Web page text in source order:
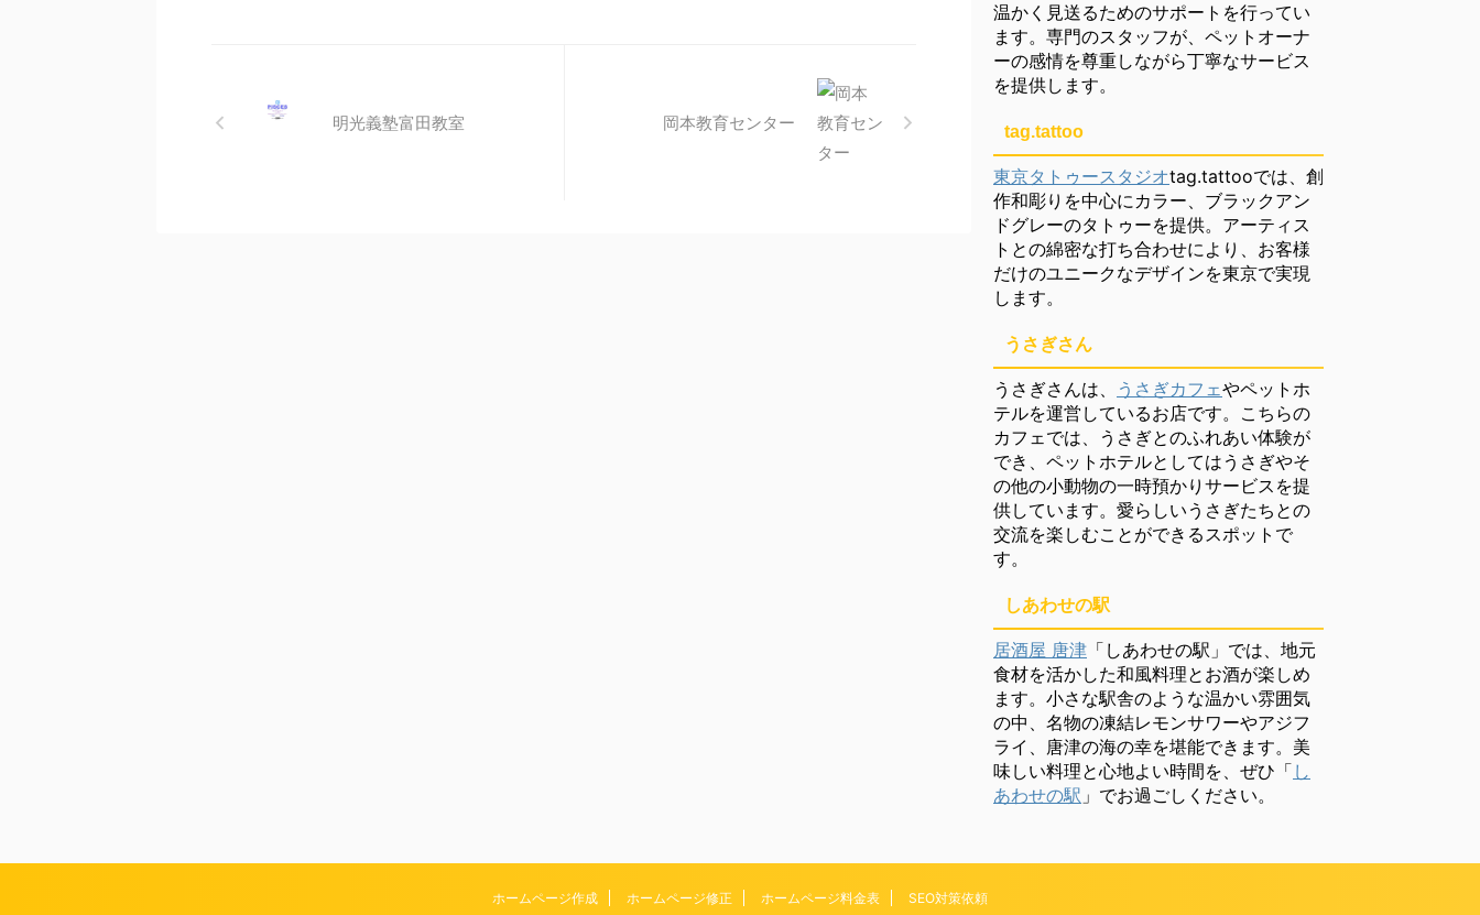
明光義塾富田教室 岡本教育センター
温かく見送るためのサポートを行ってい
ます。専門のスタッフが、ペットオーナ
ーの感情を尊重しながら丁寧なサービス
を提供します。
tag.tattoo
東京タトゥースタジオtag.tattooでは、創
作和彫りを中心にカラー、ブラックアン
ドグレーのタトゥーを提供。アーティス
トとの綿密な打ち合わせにより、お客様
だけのユニークなデザインを東京で実現
します。
うさぎさん
うさぎさんは、 うさぎカフェやペットホ
テルを運営しているお店です。こちらの
カフェでは、うさぎとのふれあい体験が
でき、ペットホテルとしてはうさぎやそ
の他の小動物の一時預かりサービスを提
供しています。愛らしいうさぎたちとの
交流を楽しむことができるスポットで
す。
しあわせの駅
居酒屋 唐津 「しあわせの駅」では、地元
食材を活かした和風料理とお酒が楽しめ
ます。小さな駅舎のような温かい雰囲気
の中、名物の凍結レモンサワーやアジフ
ライ、唐津の海の幸を堪能できます。美
味しい料理と心地よい時間を、ぜひ「 し
あわせの駅 」でお過ごしください。
ホームページ作成 ホームページ修正 ホームページ料金表 SEO対策依頼